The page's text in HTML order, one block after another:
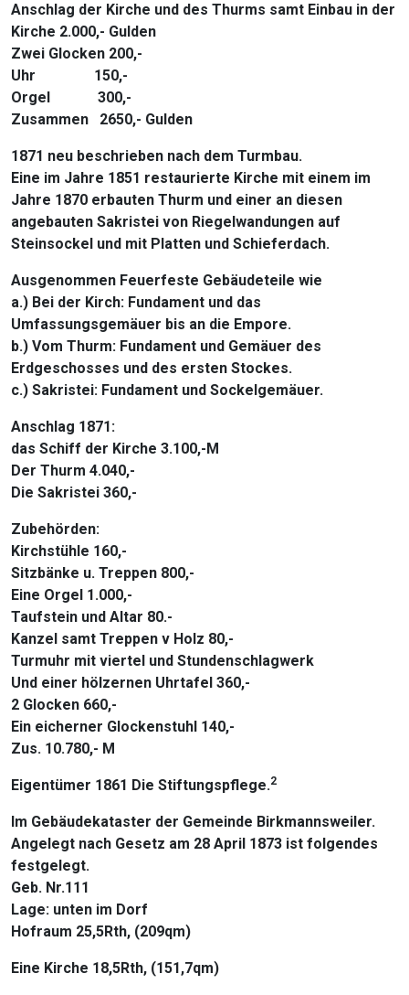
Anschlag der Kirche und des Thurms samt Einbau in der
Kirche 2.000,- Gulden
Zwei Glocken 200,-
Uhr 150,-
Orgel 300,-
Zusammen 2650,- Gulden
1871 neu beschrieben nach dem Turmbau.
Eine im Jahre 1851 restaurierte Kirche mit einem im
Jahre 1870 erbauten Thurm und einer an diesen
angebauten Sakristei von Riegelwandungen auf
Steinsockel und mit Platten und Schieferdach.
Ausgenommen Feuerfeste Gebäudeteile wie
a.) Bei der Kirch: Fundament und das
Umfassungsgemäuer bis an die Empore.
b.) Vom Thurm: Fundament und Gemäuer des
Erdgeschosses und des ersten Stockes.
c.) Sakristei: Fundament und Sockelgemäuer.
Anschlag 1871:
das Schiff der Kirche 3.100,-M
Der Thurm 4.040,-
Die Sakristei 360,-
Zubehörden:
Kirchstühle 160,-
Sitzbänke u. Treppen 800,-
Eine Orgel 1.000,-
Taufstein und Altar 80.-
Kanzel samt Treppen v Holz 80,-
Turmuhr mit viertel und Stundenschlagwerk
Und einer hölzernen Uhrtafel 360,-
2 Glocken 660,-
Ein eicherner Glockenstuhl 140,-
Zus. 10.780,- M
Eigentümer 1861 Die Stiftungspflege.2
Im Gebäudekataster der Gemeinde Birkmannsweiler.
Angelegt nach Gesetz am 28 April 1873 ist folgendes
festgelegt.
Geb. Nr.111
Lage: unten im Dorf
Hofraum 25,5Rth, (209qm)
Eine Kirche 18,5Rth, (151,7qm)